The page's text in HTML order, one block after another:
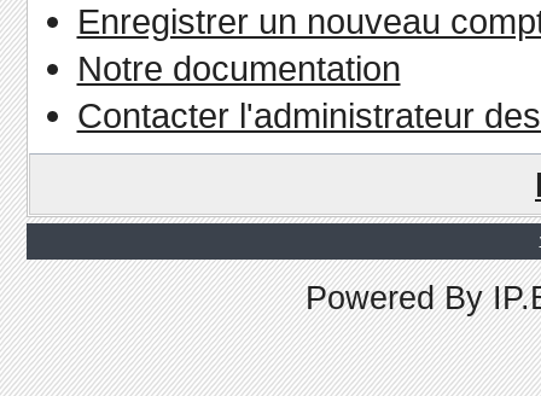
Enregistrer un nouveau
Notre documentation
Contacter l'administrateur
Powered By